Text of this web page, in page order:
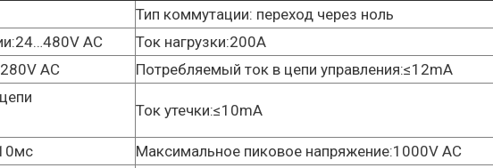
Тип коммутации: переход через ноль
AC
Ток нагрузки:200A
AC
Потребляемый ток в цепи управления:≤12mA
Ток утечки:≤10mA
Максимальное пиковое напряжение:1000V AC